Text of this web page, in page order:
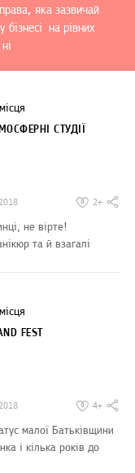
яка зазвичай
на рівних
місця
СТУДІЇ
2+
не вірте!
та й взагалі
місця
FEST
4+
малої Батьківщини
і кілька років до